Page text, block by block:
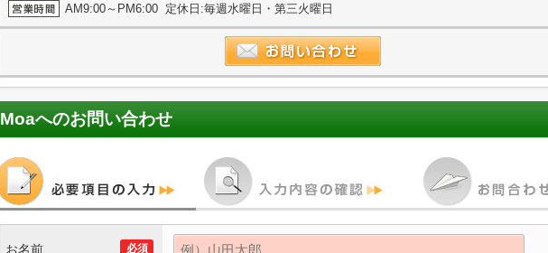
AM9:00～PM6:00 定休日:毎週水曜日・第三火曜日
Moaへのお問い合わせ
必須
お名前